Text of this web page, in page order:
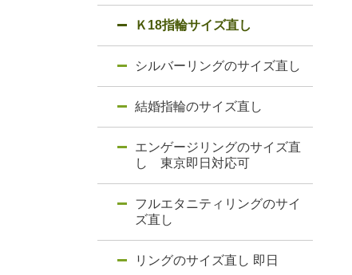
Ｋ18指輪サイズ直し
シルバーリングのサイズ直し
結婚指輪のサイズ直し
エンゲージリングのサイズ直
し 東京即日対応可
フルエタニティリングのサイ
ズ直し
リングのサイズ直し 即日